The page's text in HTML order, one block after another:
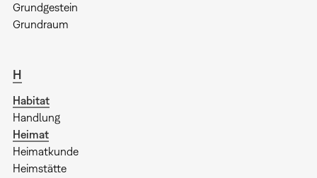
Grundgestein
Grundraum
H
Habitat
Handlung
Heimat
Heimatkunde
Heimstätte